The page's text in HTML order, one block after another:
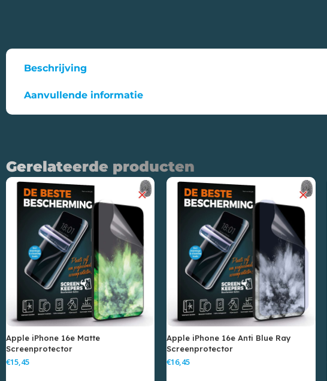
Beschrijving
Aanvullende informatie
Gerelateerde producten
Apple iPhone 16e Matte
Screenprotector
€
Apple iPhone 16e Anti Blue Ray
Screenprotector
€